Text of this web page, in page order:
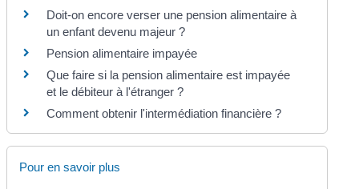
Doit-on encore verser une pension alimentaire à
un enfant devenu majeur ?
Pension alimentaire impayée
Que faire si la pension alimentaire est impayée
et le débiteur à l'étranger ?
Comment obtenir l'intermédiation financière ?
Pour en savoir plus